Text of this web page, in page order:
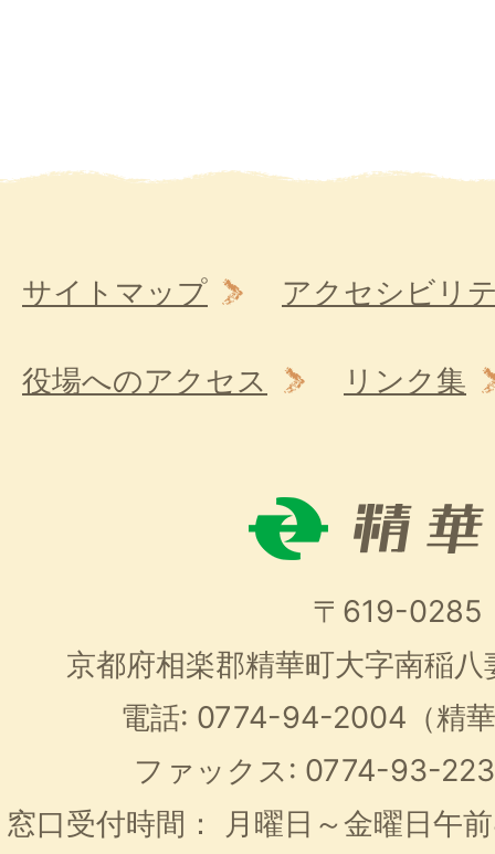
サイトマップ アクセシビリ
役場へのアクセス リンク集
〒619-0285
京都府相楽郡精華町大字南稲
電話: 0774-94-2004（精
ファックス: 0774-93-
窓口受付時間：
月曜日～金曜日午